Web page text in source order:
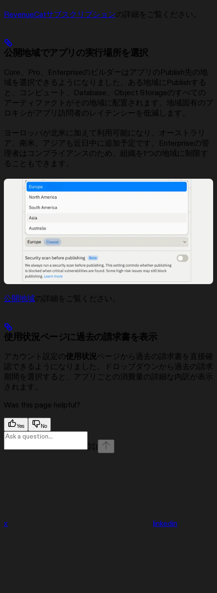
RevenueCatサブスクリプションの詳細をご覧ください。
公開地域でアプリの実行場所を選択
Core、Pro、EnterpriseのビルダーはアプリのPublish先の地
域を選択できるようになりました。ある地域にPublishする
と、コンピュート、Database、Object Storageのすべての
アーティファクトがその地域に配置されます。地域固有のプ
ロキシがアプリ訪問者のレイテンシーを低減します。
ヨーロッパが北米に加えて利用可能になり、オーストラリ
ア、南米、アジアも近日中に追加予定です。Enterpriseの管
理者はコンプライアンスのため、組織を1つの地域に制限す
ることもできます。
公開地域の詳細をご覧ください。
使用状況ページに過去の請求書を表示
アカウント設定の使用状況ページから過去の請求書を直接確
認できるようになりました。ドロップダウンから過去の請求
期間を選択すると、アプリごとの消費量の詳細な内訳が表示
されます。
Was this page helpful?
Yes No
⌘I
x linkedin